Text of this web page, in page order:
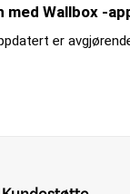
Wallbox -
er